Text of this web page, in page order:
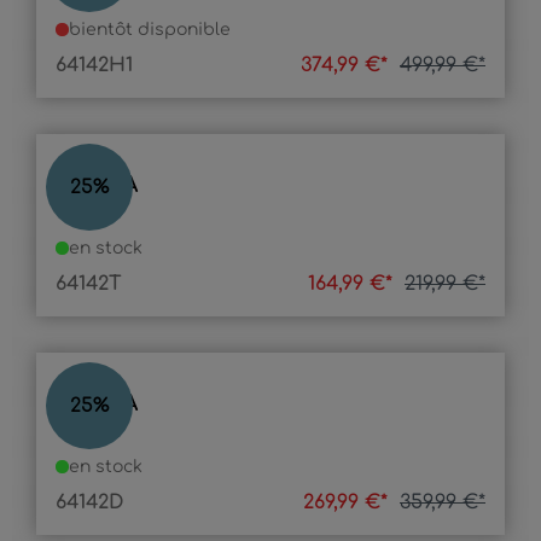
64142H1
bientôt disponible
374,99 €* 499,99 €*
25%
GLORIA
64142T
en stock
164,99 €* 219,99 €*
25%
GLORIA
64142D
en stock
269,99 €* 359,99 €*